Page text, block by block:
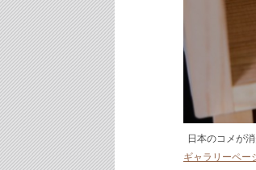
日本のコメが
ギャラリーペー